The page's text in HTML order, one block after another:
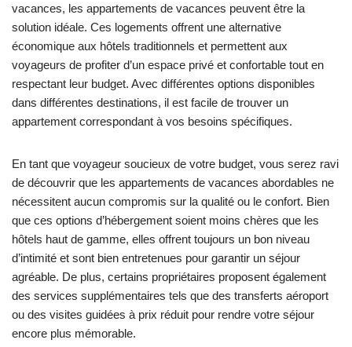
vacances, les appartements de vacances peuvent être la
solution idéale. Ces logements offrent une alternative
économique aux hôtels traditionnels et permettent aux
voyageurs de profiter d’un espace privé et confortable tout en
respectant leur budget. Avec différentes options disponibles
dans différentes destinations, il est facile de trouver un
appartement correspondant à vos besoins spécifiques.
En tant que voyageur soucieux de votre budget, vous serez ravi
de découvrir que les appartements de vacances abordables ne
nécessitent aucun compromis sur la qualité ou le confort. Bien
que ces options d’hébergement soient moins chères que les
hôtels haut de gamme, elles offrent toujours un bon niveau
d’intimité et sont bien entretenues pour garantir un séjour
agréable. De plus, certains propriétaires proposent également
des services supplémentaires tels que des transferts aéroport
ou des visites guidées à prix réduit pour rendre votre séjour
encore plus mémorable.